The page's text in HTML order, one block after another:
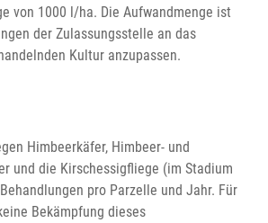
von 1000 l/ha. Die Aufwandmenge ist
der Zulassungsstelle an das
Kultur anzupassen.
Himbeerkäfer, Himbeer- und
und die Kirschessigfliege (im Stadium
pro Parzelle und Jahr. Für
Bekämpfung dieses